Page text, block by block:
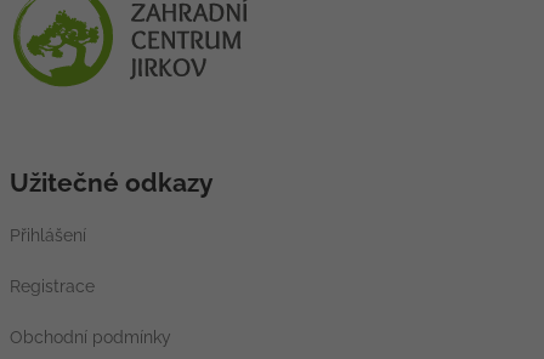
Užitečné odkazy
Přihlášení
Registrace
Obchodní podmínky